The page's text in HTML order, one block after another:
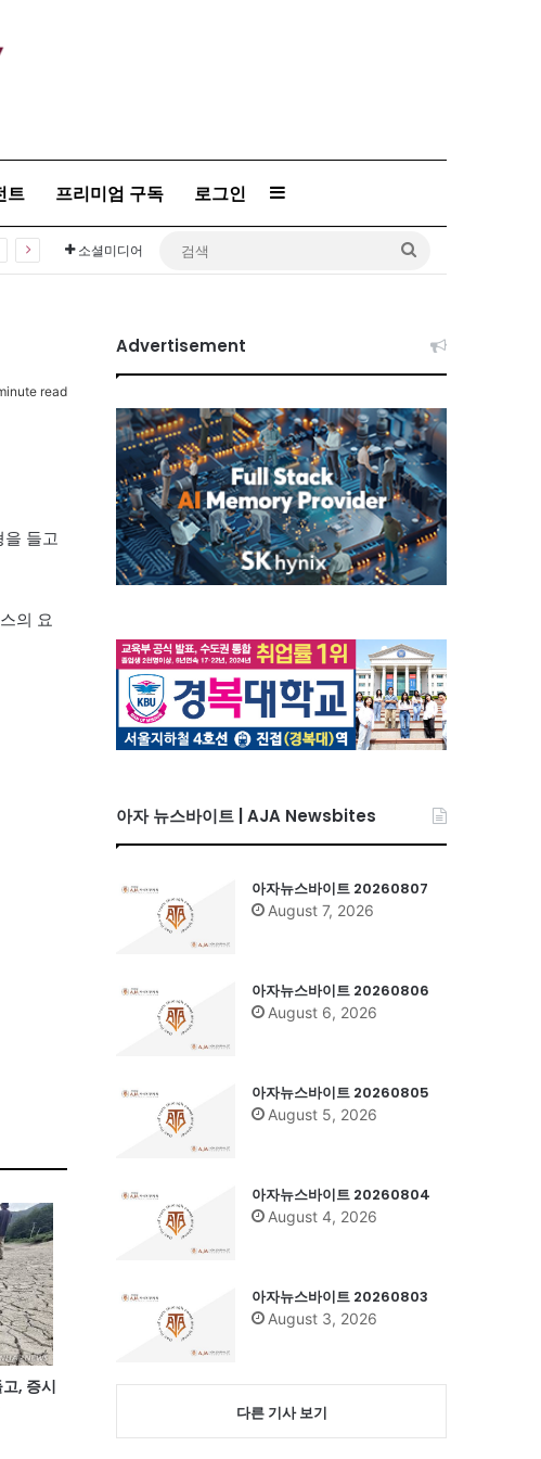
트 프리미엄 구독 로그인 Sidebar
소셜미디어
read
을 들고
의 요
, 증시
Advertisement
아자 뉴스바이트 | AJA Newsbites
아자뉴스바이트 20260807
August 7, 2026
아자뉴스바이트 20260806
August 6, 2026
아자뉴스바이트 20260805
August 5, 2026
아자뉴스바이트 20260804
August 4, 2026
아자뉴스바이트 20260803
August 3, 2026
다른 기사 보기